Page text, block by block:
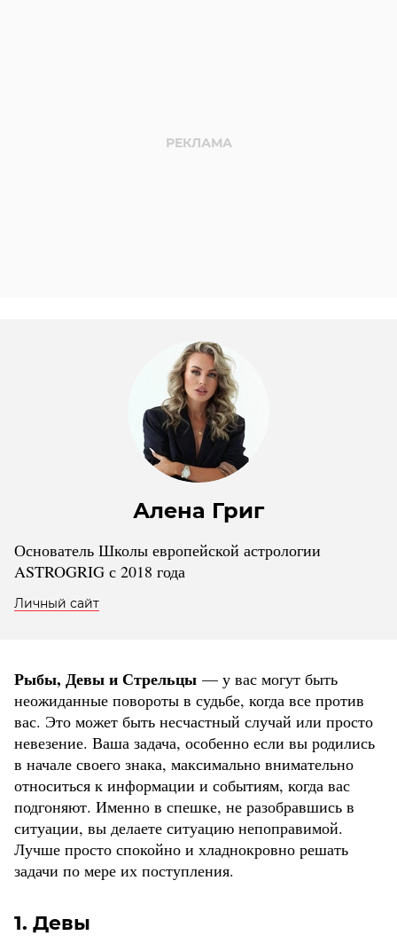
Алена Григ
Основатель Школы европейской астрологии
ASTROGRIG с 2018 года
Личный сайт
Рыбы, Девы и Стрельцы — у вас могут быть
неожиданные повороты в судьбе, когда все против
вас. Это может быть несчастный случай или просто
невезение. Ваша задача, особенно если вы родились
в начале своего знака, максимально внимательно
относиться к информации и событиям, когда вас
подгоняют. Именно в спешке, не разобравшись в
ситуации, вы делаете ситуацию непоправимой.
Лучше просто спокойно и хладнокровно решать
задачи по мере их поступления.
1. Девы